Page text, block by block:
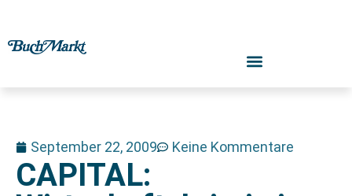
September 22, 2009 Keine Kommentare
CAPITAL: